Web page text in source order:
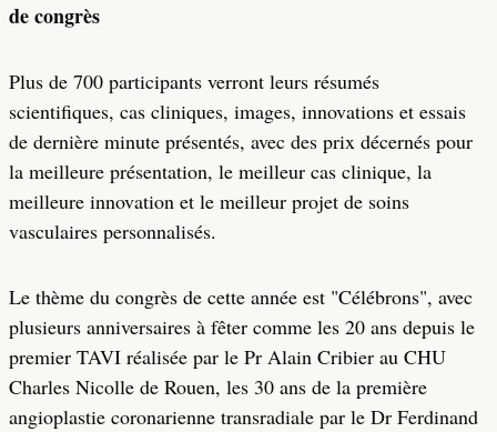
de congrès
Plus de 700 participants verront leurs résumés
scientifiques, cas cliniques, images, innovations et essais
de dernière minute présentés, avec des prix décernés pour
la meilleure présentation, le meilleur cas clinique, la
meilleure innovation et le meilleur projet de soins
vasculaires personnalisés.
Le thème du congrès de cette année est "Célébrons", avec
plusieurs anniversaires à fêter comme les 20 ans depuis le
premier TAVI réalisée par le Pr Alain Cribier au CHU
Charles Nicolle de Rouen, les 30 ans de la première
angioplastie coronarienne transradiale par le Dr Ferdinand